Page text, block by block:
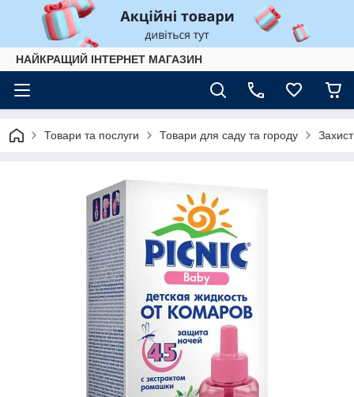
НАЙКРАЩИЙ ІНТЕРНЕТ МАГАЗИН
Товари та послуги Товари для саду та городу